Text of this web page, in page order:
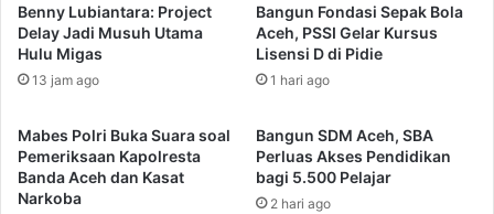
Benny Lubiantara: Project
Delay Jadi Musuh Utama
Hulu Migas
13 jam ago
Bangun Fondasi Sepak Bola
Aceh, PSSI Gelar Kursus
Lisensi D di Pidie
1 hari ago
Mabes Polri Buka Suara soal
Pemeriksaan Kapolresta
Banda Aceh dan Kasat
Narkoba
Bangun SDM Aceh, SBA
Perluas Akses Pendidikan
bagi 5.500 Pelajar
2 hari ago